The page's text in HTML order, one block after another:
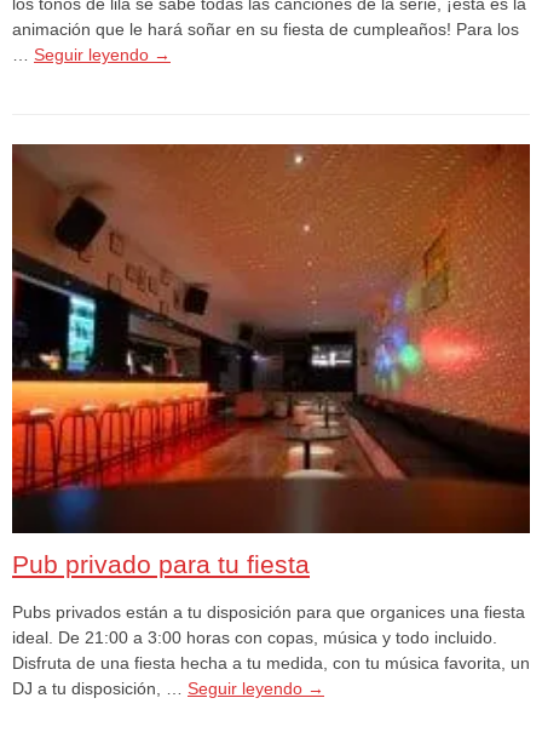
animación que le hará soñar en su fiesta de cumpleaños! Para los
Seguir leyendo →
Pub privado para tu fiesta
Pubs privados están a tu disposición para que organices una fiesta
ideal. De 21:00 a 3:00 horas con copas, música y todo incluido.
Disfruta de una fiesta hecha a tu medida, con tu música favorita, un
DJ a tu disposición, … Seguir leyendo →